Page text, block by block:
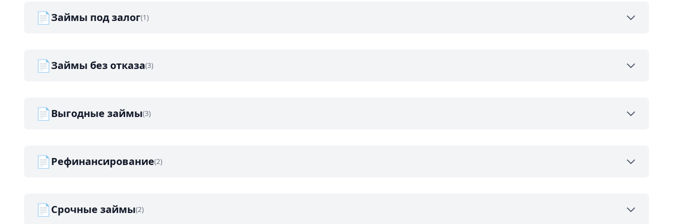
📄Займы под залог(1)
📄Займы без отказа(3)
📄Выгодные займы(3)
📄Рефинансирование(2)
📄Срочные займы(2)